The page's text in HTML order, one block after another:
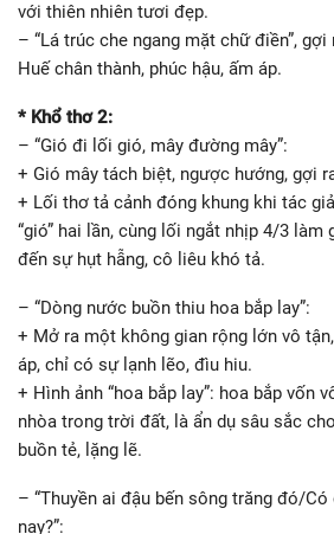
với thiên nhiên tươi đẹp.
– “Lá trúc che ngang mặt chữ điền”,
Huế chân thành, phúc hậu, ấm áp.
* Khổ thơ 2:
– “Gió đi lối gió, mây đường mây”:
+ Gió mây tách biệt, ngược hướng, gợi
+ Lối thơ tả cảnh đóng khung khi tác
“gió” hai lần, cùng lối ngắt nhịp 4/3 làm
đến sự hụt hẫng, cô liêu khó tả.
– “Dòng nước buồn thiu hoa bắp lay”:
+ Mở ra một không gian rộng lớn vô
áp, chỉ có sự lạnh lẽo, đìu hiu.
+ Hình ảnh “hoa bắp lay”: hoa bắp vốn
nhòa trong trời đất, là ẩn dụ sâu sắc
buồn tẻ, lặng lẽ.
– “Thuyền ai đậu bến sông trăng đó/
nay?”: